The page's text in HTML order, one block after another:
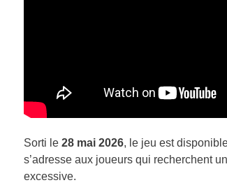
Sorti le 28 mai 2026, le jeu est
s’adresse aux joueurs qui recherchent
excessive.